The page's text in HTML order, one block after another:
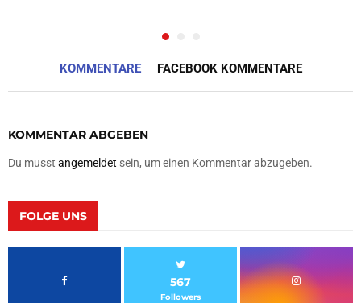
KOMMENTARE FACEBOOK KOMMENTARE
KOMMENTAR ABGEBEN
Du musst angemeldet sein, um einen Kommentar abzugeben.
FOLGE UNS
567
Followers